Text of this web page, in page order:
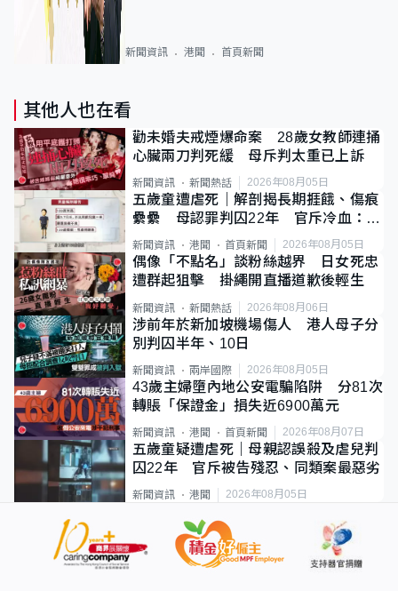
新聞資訊 港聞 首頁新聞
其他人也在看
勸未婚夫戒煙爆命案 28歲女教師連捅
心臟兩刀判死緩 母斥判太重已上訴
新聞資訊 新聞熱話 2026年08月05日
五歲童遭虐死｜解剖揭長期捱餓、傷痕
纍纍 母認罪判囚22年 官斥冷血：同
類案最惡劣
新聞資訊 港聞 首頁新聞 2026年08月05日
偶像「不點名」談粉絲越界 日女死忠
遭群起狙擊 掛繩開直播道歉後輕生
新聞資訊 新聞熱話 2026年08月06日
涉前年於新加坡機場傷人 港人母子分
別判囚半年、10日
新聞資訊 兩岸國際 2026年08月05日
43歲主婦墮內地公安電騙陷阱 分81次
轉賬「保證金」損失近6900萬元
新聞資訊 港聞 首頁新聞 2026年08月07日
五歲童疑遭虐死｜母親認誤殺及虐兒判
囚22年 官斥被告殘忍、同類案最惡劣
新聞資訊 港聞 2026年08月05日